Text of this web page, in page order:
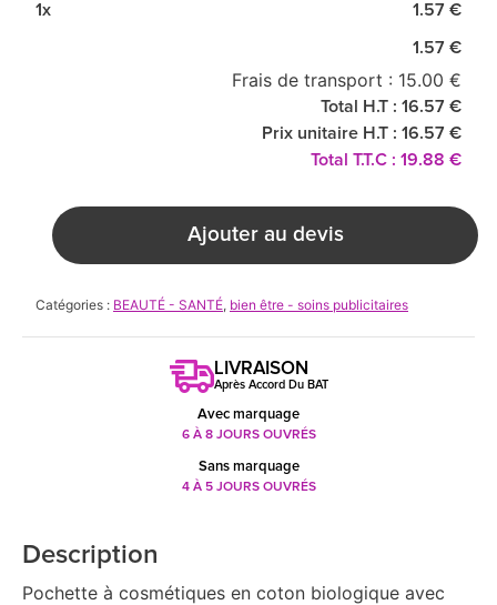
1x 1.57 €
1.57 €
Frais de transport : 15.00 €
Total H.T : 16.57 €
Prix unitaire H.T : 16.57 €
Total T.T.C : 19.88 €
Ajouter au devis
Catégories : BEAUTÉ - SANTÉ, bien être - soins publicitaires
LIVRAISON
Après Accord Du BAT
Avec marquage
6 À 8 JOURS OUVRÉS
Sans marquage
4 À 5 JOURS OUVRÉS
Description
Pochette à cosmétiques en coton biologique avec